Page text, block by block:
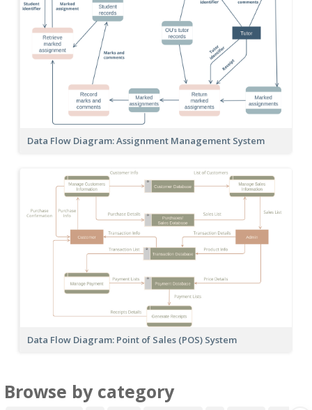
Data Flow Diagram: Assignment Management System
Data Flow Diagram: Point of Sales (POS) System
Browse by category